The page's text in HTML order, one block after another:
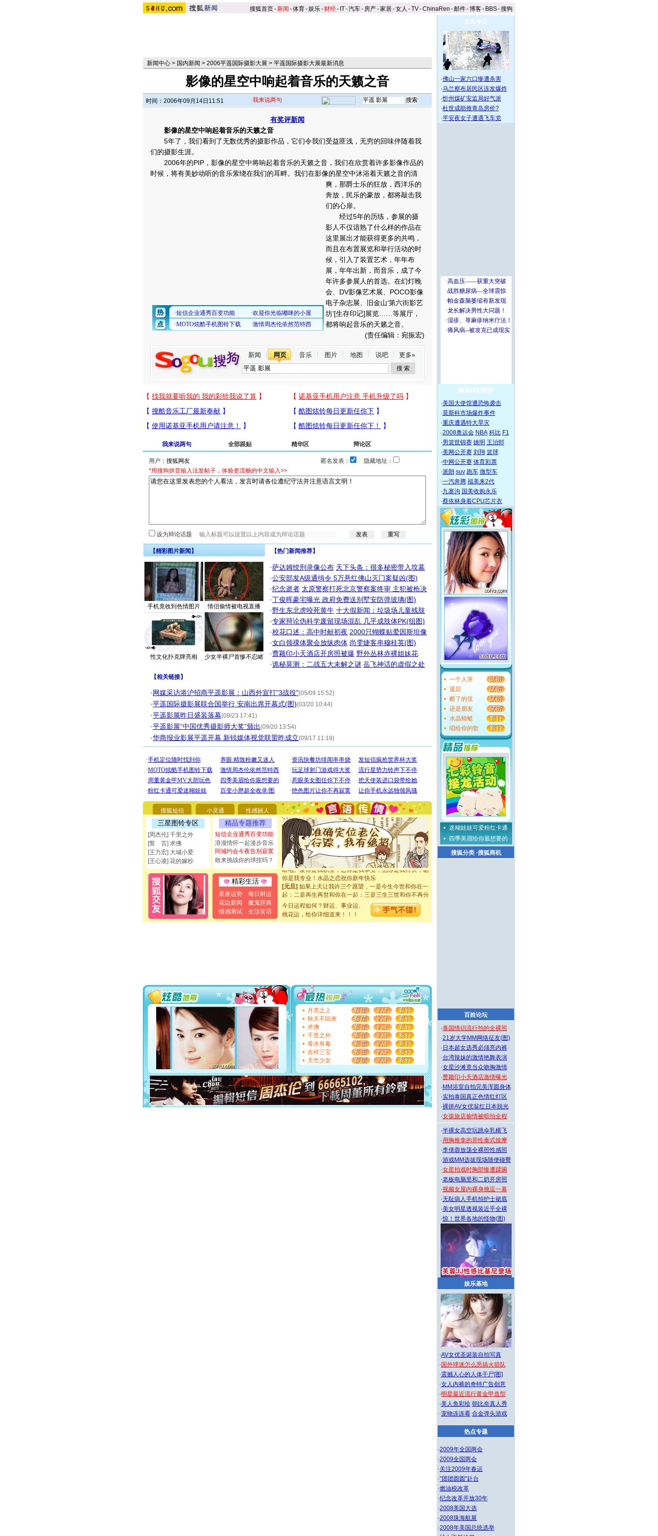
搜狐首页-新闻 -体育-娱乐- 财经- IT-汽车- 房产-家居-女人 -TV-ChinaRen -邮件-博客- BBS-搜狗
新闻中心 > 国内新闻 > 2006平遥国际摄影大展 > 平遥国际摄影大展最新消息
影像的星空中响起着音乐的天籁之音
时间：2006年09月14日11:51 我来说两句
有奖评新闻
影像的星空中响起着音乐的天籁之音
5年了，我们看到了无数优秀的摄影作品，它们令我们受益匪浅，无穷的回味伴随着我
们的摄影生涯。
2006年的PIP，影像的星空中将响起着音乐的天籁之音，我们在欣赏着许多影像作品的
时候，将有美妙动听的音乐萦绕在我们的耳畔。 我们在影像的星空中沐浴着天籁之音的清
爽，那爵士乐的狂放，西洋乐的
奔放，民乐的豪放，都将敲击我
们的心扉。
经过5年的历练，参展的摄
影人不仅谙熟了什么样的作品在
这里展出才能获得更多的共鸣，
而且在布置展览和举行活动的时
候，引入了装置艺术，年年布
展，年年出新，而音乐，成了今
年许多参展人的首选。在幻灯晚
会、DV影像艺术展、POCO影像
电子杂志展、旧金山‘第六街影艺
坊’[生存印记]展览……等展厅，
都将响起音乐的天籁之音。
(责任编辑：宛振宏)
新闻 网页 音乐 图片 地图 说吧 更多»
我来说两句 全部跟贴 精华区 辩论区
用户： 匿名发表：
隐藏地址：
*用搜狗拼音输入法发帖子，体验更流畅的中文输入>>
设为辩论话题
【精彩图片新闻】
手机竟收到色情图片 情侣偷情被电视直播
性文化扑克牌亮相 少女半裸尸首惨不忍睹
【热门新闻推荐】
·萨达姆绞刑录像公布 天下头条：很多秘密带入坟墓
·公安部发A级通缉令 5万悬红佛山灭门案疑凶(图)
·纪念逝者 太原警察打死北京警察案终审 主犯被枪决
·丁俊晖豪宅曝光 政府免费送别墅安防弹玻璃(图)
·野生东北虎咬死黄牛 十大假新闻：垃圾场儿童残肢
·专家辩论伪科学废留现场混乱 几乎成肢体PK(组图)
·校花口述：高中时献初夜 2000只蝴蝶贴爱因斯坦像
·女白领祼体聚会放纵肉体 尚雯婕客串穆桂英(图)
·曹颖印小天酒店开房照被爆 野外丛林赤裸姐妹花
·诡秘莫测：二战五大未解之谜 岳飞神话的虚假之处
【相关链接】
·网媒采访港沪招商平遥影展：山西外宣打"3战役"(05/09 15:52)
·平遥国际摄影展联合国举行 安南出席开幕式(图)(03/20 10:44)
·平遥影展昨日盛装落幕(09/23 17:41)
·平遥影展“中国优秀摄影师大奖”颁出(09/20 13:54)
·华商报业影展平遥开幕 新锐媒体视觉联盟昨成立(09/17 11:19)
搜狐短信 小灵通 性感丽人
三星图铃专区
[周杰伦] 千里之外
[誓 言] 求佛
[王力宏] 大城小爱
[王心凌] 花的嫁纱
精品专题推荐
短信企业通秀百变功能
浪漫情怀一起漫步音乐
同城约会今夜告别寂寞
敢来挑战你的球技吗？
精彩生活
星座运势
每日财运
花边新闻
魔鬼辞典
情感测试
生活笑话
[圣诞节]圣诞节到了，想想没什么送给你的，又不打算给
要平安！千万要知足！千万不要忘记我！
[圣诞节]不只这样的日子才会想起你,而是这样的日子才
能正大光明地骚扰你,告诉你,圣诞要快乐!新年要快乐!天天
都要快乐噢!
[圣诞节]奉上一颗祝福的心,在这个特别的日子里,愿幸福,
如意,快乐,鲜花,一切美好的祝愿与你同在.圣诞快乐!
[元旦]看到你我会触电；看不到你我要充电；没有你我会
断电。爱你是我职业，想你是我事业，抱你是我特长，吻
你是我专业！水晶之恋祝你新年快乐
[元旦]如果上天让我许三个愿望，一是今生今世和你在一
起；二是再生再世和你在一起；三是三生三世和你不再分
离。水晶之恋祝你新年快乐
[元旦]当我狠下心扭头离去那一刻，你在我身后无助地哭
泣，这痛楚让我明白我多么爱你。我转身抱住你：这猪不
卖了。水晶之恋祝你新年快乐。
你太多，只有给你五千万：千万快乐！千万要健康！千万
要平安！千万要知足！千万不要忘记我！
[圣诞节]
不只这样的日子才会想起你,而是这样的日子才
能正大光明地骚扰你,告诉你,圣诞要快乐!新年要快乐!天天
都要快乐噢!
[圣诞节]
奉上一颗祝福的心,在这个特别的日子里,愿幸福,
如意,快乐,鲜花,一切美好的祝愿与你同在.圣诞快乐!
[元旦]
看到你我会触电；看不到你我要充电；没有你我会
断电。爱你是我职业，想你是我事业，抱你是我特长，吻
你是我专业！水晶之恋祝你新年快乐
[元旦]如果上天让我许三个愿望，一是今生今世和你在一
起；二是再生再世和你在一起；三是三生三世和你不再分
离。水晶之恋祝你新年快乐
[元旦]当我狠下心扭头离去那一刻，你在我身后无助地哭
泣，这痛楚让我明白我多么爱你。我转身抱住你：这猪不
今日运程如何？财运、事业运、
桃花运，给你详细道来！！！
月亮之上
秋天不回来
求佛
千里之外
香水有毒
吉祥三宝
天竺少女
点击今日
·佛山一家六口惨遭杀害
·乌兰察布居民区连发爆炸
·忻州煤矿安监局好气派
·杜世成助推青岛房价?
·平安夜女子遭遇飞车党
频道精彩推荐
·美国大使馆遭恐怖袭击
·莫斯科市场爆炸事件
·重庆遭遇特大旱灾
·2008奥运会 NBA 科比 F1
·男篮世锦赛 姚明 王治郅
·美网公开赛 刘翔 篮球
·中网公开赛 体育彩票
·派朗 suv 跑车 微型车
·一汽奔腾 福美来2代
·九寨沟 国美收购永乐
·蔡依林身着CPU芯片衣
一个人哭
退后
断了的弦
还是朋友
水晶蜻蜓
唱给你的歌
迷糊娃娃可爱粉红卡通
四季美眉给你最想要的
搜狐分类·搜狐商机
百姓论坛
·泰国情侣流行拍的全裸照
·21岁大学MM网络征友(图)
· 日本超女选秀必须亮内裤
·台湾辣妹的激情艳舞表演
·女星沙滩竟当众吻胸激情
·曹颖印小天酒店激情曝光
· MM浴室自拍完美浑圆身体
·实拍泰国真正色情红灯区
·裸拼AV女优翁红日本脱光
·女孩旅店偷情被暗拍全程
·半裸女高空玩跳伞乳横飞
·用胸推拿的异性泰式按摩
·李倩蓉放荡全裸照性感照
·游戏MM选拔现场随便碰臀
·女星拍戏时胸部惨遭蹂躏
·老板电脑里和二奶开房照
·视频女屋内裸身挑逗一幕
·无耻病人手机拍护士裙底
·美女明星透视装近乎全裸
·惊！世界各地的怪物(图)
娱乐基地
·AV女优圣诞装自拍写真
· 国外球迷怎么恶搞火箭队
·震撼人心的人体干尸[图]
·女人内裤的奇特广告创意
·明星最近流行黄金甲造型
·美人鱼彩绘 朝比奈真人秀
·宠物连连看 合金弹头游戏
热点专题
·2009年全国两会
·2009全国两会
·关注2009年春运
·"团团圆圆"赴台
·燃油税改革
·纪念改革开放30年
·2008美国大选
·2008珠海航展
·2008年美国总统选举